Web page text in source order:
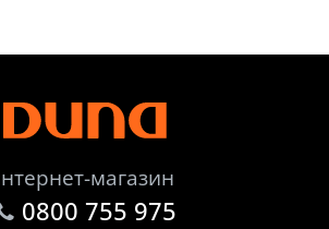
магазин
0800 755 975